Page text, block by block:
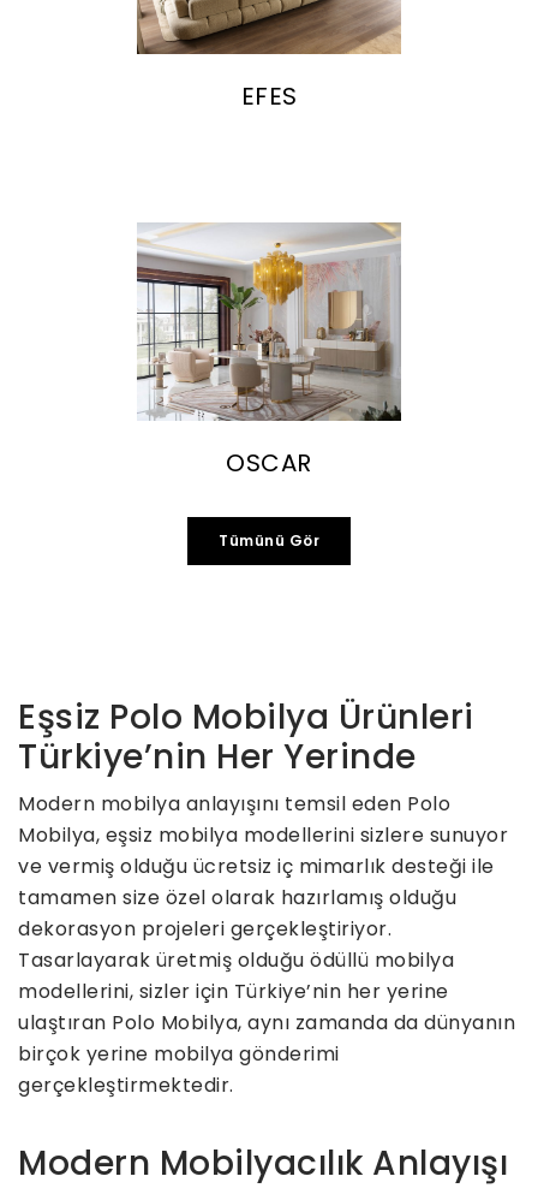
EFES
OSCAR
Tümünü Gör
Eşsiz Polo Mobilya Ürünleri
Türkiye’nin Her Yerinde
Modern mobilya anlayışını temsil eden Polo
Mobilya, eşsiz mobilya modellerini sizlere sunuyor
ve vermiş olduğu ücretsiz iç mimarlık desteği ile
tamamen size özel olarak hazırlamış olduğu
dekorasyon projeleri gerçekleştiriyor.
Tasarlayarak üretmiş olduğu ödüllü mobilya
modellerini, sizler için Türkiye’nin her yerine
ulaştıran Polo Mobilya, aynı zamanda da dünyanın
birçok yerine mobilya gönderimi
gerçekleştirmektedir.
Modern Mobilyacılık Anlayışı